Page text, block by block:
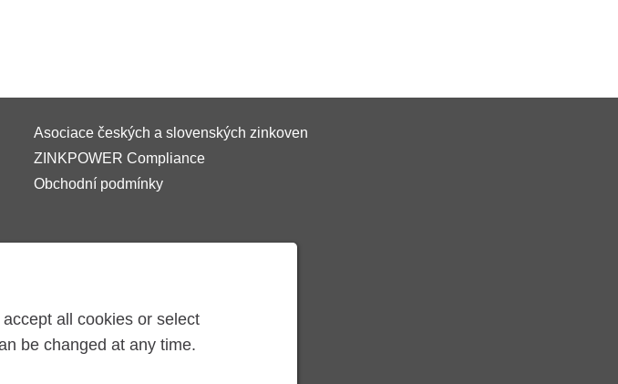
Asociace českých a slovenských zinkoven
ZINKPOWER Compliance
Obchodní podmínky
all cookies or select
be changed at any time.